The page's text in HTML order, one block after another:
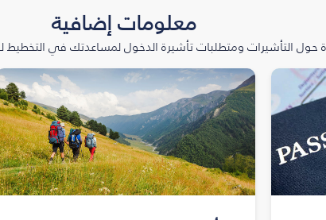
معلومات إضافية
التأشيرات ومتطلبات تأشيرة الدخول لمساعدتك في التخطيط